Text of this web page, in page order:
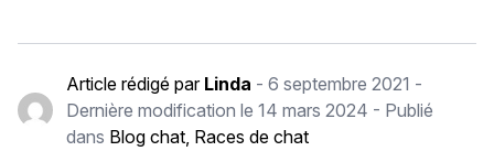
Article rédigé par Linda -6 septembre 2021 -
Dernière modification le14 mars 2024 - Publié
dans Blog chat, Races de chat